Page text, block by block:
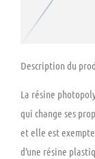
Description du
La résine
qui change ses
et elle est exempte
d’une résine